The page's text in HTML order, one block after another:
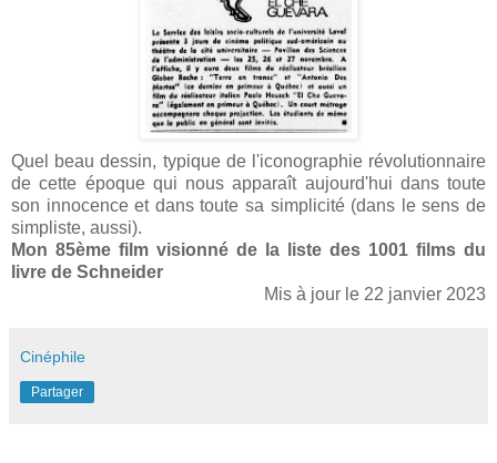
Quel beau dessin, typique de l'iconographie révolutionnaire
de cette époque qui nous apparaît aujourd'hui dans toute
son innocence et dans toute sa simplicité (dans le sens de
simpliste, aussi).
Mon 85ème film visionné de la liste des 1001 films du
livre de Schneider
Mis à jour le 22 janvier 2023
Cinéphile
Partager